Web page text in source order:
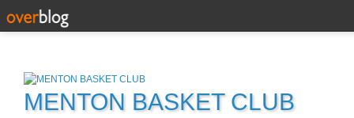
MENTON BASKET CLUB